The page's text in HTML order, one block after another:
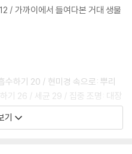
/ 가까이에서 들여다본 거대 생물
수하기 20 / 현미경 속으로: 뿌리
기 26 / 세균 29 / 집중 조명: 대장
35 / 집중 조명: 푸른곰팡이 36 /
세포 42 / 입자 먹기 44 / 구기
기